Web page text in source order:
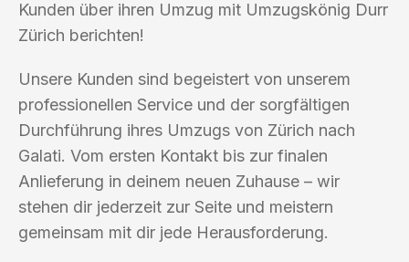
Kunden über ihren Umzug mit Umzugskönig Durr
Zürich berichten!
Unsere Kunden sind begeistert von unserem
professionellen Service und der sorgfältigen
Durchführung ihres Umzugs von Zürich nach
Galati. Vom ersten Kontakt bis zur finalen
Anlieferung in deinem neuen Zuhause – wir
stehen dir jederzeit zur Seite und meistern
gemeinsam mit dir jede Herausforderung.